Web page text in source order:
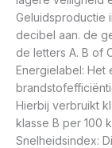
Geluidsproductie
decibel aan. de
de letters A. B of
Energielabel: Het
Hierbij verbruikt
klasse B per 100
Snelheidsindex: